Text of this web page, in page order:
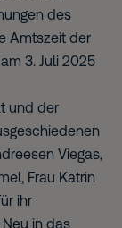
des
Amtszeit der
3. Juli 2025
und der
Viegas,
Frau Katrin
ihr
in das